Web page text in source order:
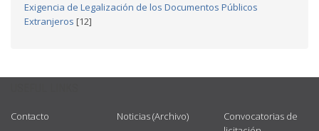
Exigencia de Legalización de los Documentos Públicos
Extranjeros [12]
Contacto Noticias (Archivo)
Convocatorias de